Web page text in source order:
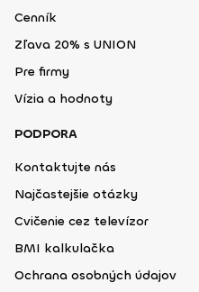
Cenník
Zľava 20% s UNION
Pre firmy
Vízia a hodnoty
PODPORA
Kontaktujte nás
Najčastejšie otázky
Cvičenie cez televízor
BMI kalkulačka
Ochrana osobných údajov